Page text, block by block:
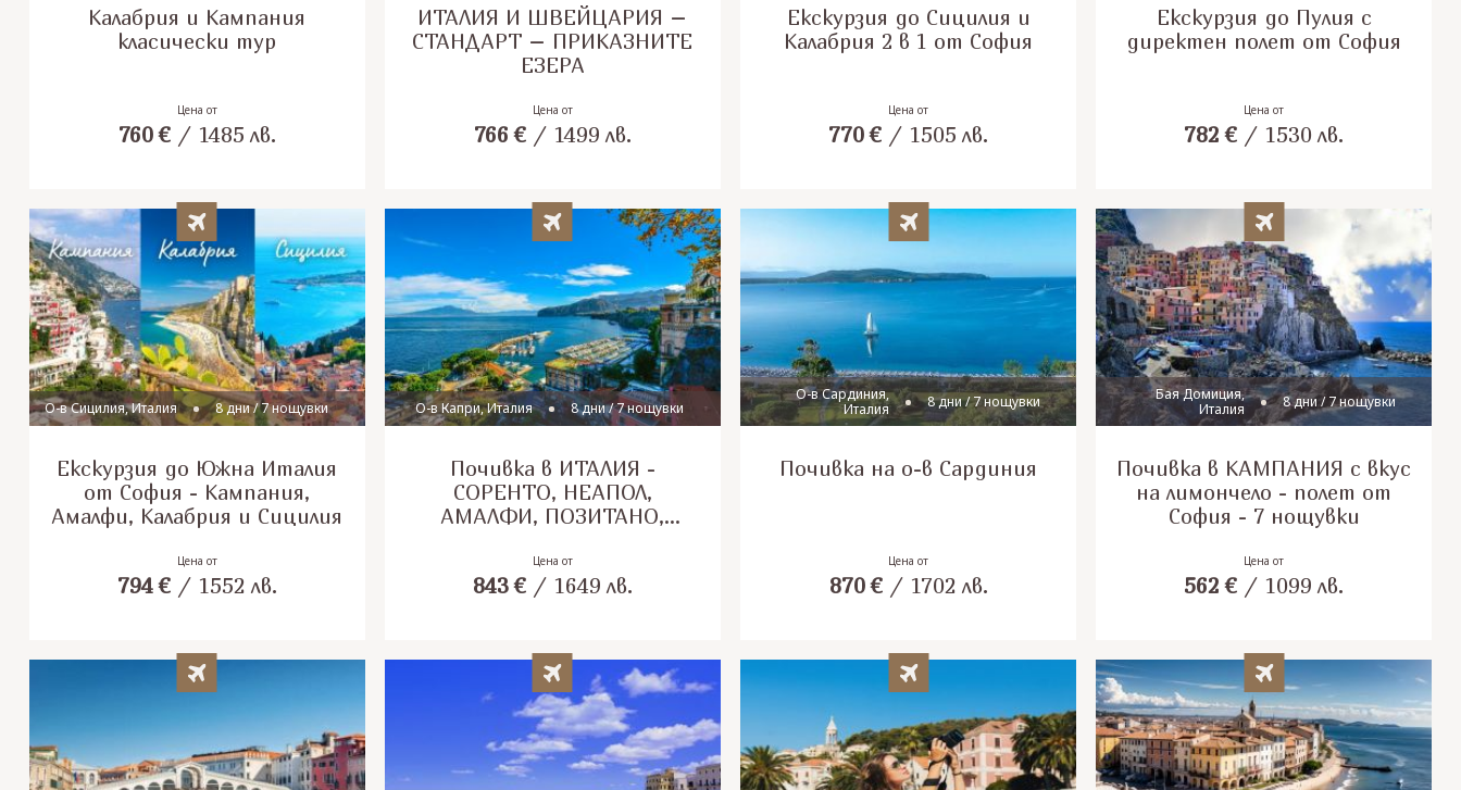
Калабрия и Кампания
класически тур
Цена от
760 €/ 1485 лв.
ИТАЛИЯ И ШВЕЙЦАРИЯ –
СТАНДАРТ – ПРИКАЗНИТЕ
ЕЗЕРА
Цена от
766 €/ 1499 лв.
Екскурзия до Сицилия и
Калабрия 2 в 1 от София
Цена от
770 € / 1505 лв.
Екскурзия до Пулия с
директен полет от София
Цена от
782 € / 1530 лв.
О-в Сицилия, Италия 8 дни / 7 нощувки
Екскурзия до Южна Италия
от София - Кампания,
Амалфи, Калабрия и Сицилия
Цена от
794 €/ 1552 лв.
О-в Капри, Италия 8 дни / 7 нощувки
Почивка в ИТАЛИЯ -
СОРЕНТО, НЕАПОЛ,
АМАЛФИ, ПОЗИТАНО,
Цена от
843 €/ 1649 лв.
О-в Сардиния,
Италия
8 дни / 7 нощувки
Почивка на о-в Сардиния
Цена от
870 €/ 1702 лв.
Бая Домиция,
Италия
8 дни / 7 нощувки
Почивка в КАМПАНИЯ с вкус
на лимончело - полет от
София - 7 нощувки
Цена от
562 € / 1099 лв.